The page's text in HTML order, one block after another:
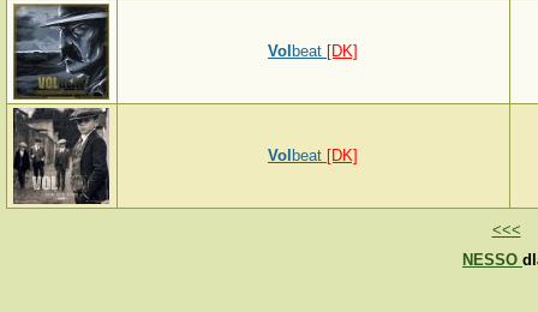
Vol beat [DK]
Vol beat [DK]
<<<
NESSO